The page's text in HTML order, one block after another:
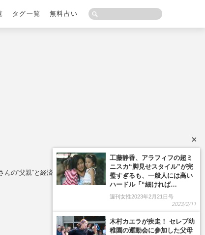
タグ一覧 無料占い
の“父親”と経済アナリストの顔
×
工藤静香、アラフィフの超ミ
ニスカ“脚見せスタイル”が完
璧すぎるも、一般人には高い
ハードル「“細ければ…
週刊女性2023年2月21日号
2023/2/11
木村カエラが疾走！ セレブ幼
稚園の運動会に参加した父母